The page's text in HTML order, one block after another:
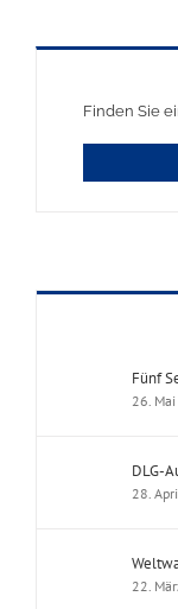
Finden Sie
Fünf
26.
DLG-
28.
22.